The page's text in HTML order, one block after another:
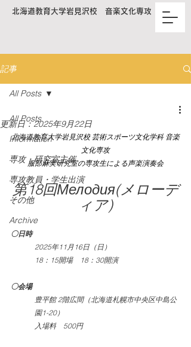
北海道教育大学岩見沢校 音楽文化専攻
記事
All Posts
Information
専攻・研究室主催
専攻教員・学生出演
その他
Archive
All Posts
更新日：2025年9月22日
北海道教育大学岩見沢校 芸術スポーツ文化学科 音楽
文化専攻
服部麻実研究室の専攻生による声楽演奏会
第18回Мелодия(メローデ
ィア)
〇日時
2025年11月16日（日）
18：15開場　18：30開演
〇会場
豊平館 2階広間（北海道札幌市中央区中島公
園1-20）
入場料　500円